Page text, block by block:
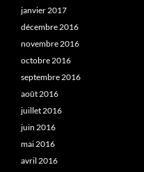
janvier 2017
décembre 2016
novembre 2016
octobre 2016
septembre 2016
août 2016
juillet 2016
juin 2016
mai 2016
avril 2016